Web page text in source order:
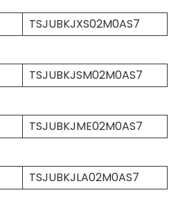
TSJUBKJXS02M0AS7
TSJUBKJSM02M0AS7
TSJUBKJME02M0AS7
TSJUBKJLA02M0AS7